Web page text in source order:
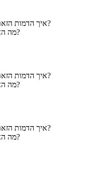
איך הדמות הזאת אינטראקציה עם הדמות הראשית?
מה האתגרים העומדים בפני הדמות הזאת?
איך הדמות הזאת אינטראקציה עם הדמות הראשית?
מה האתגרים העומדים בפני הדמות הזאת?
איך הדמות הזאת אינטראקציה עם הדמות הראשית?
מה האתגרים העומדים בפני הדמות הזאת?